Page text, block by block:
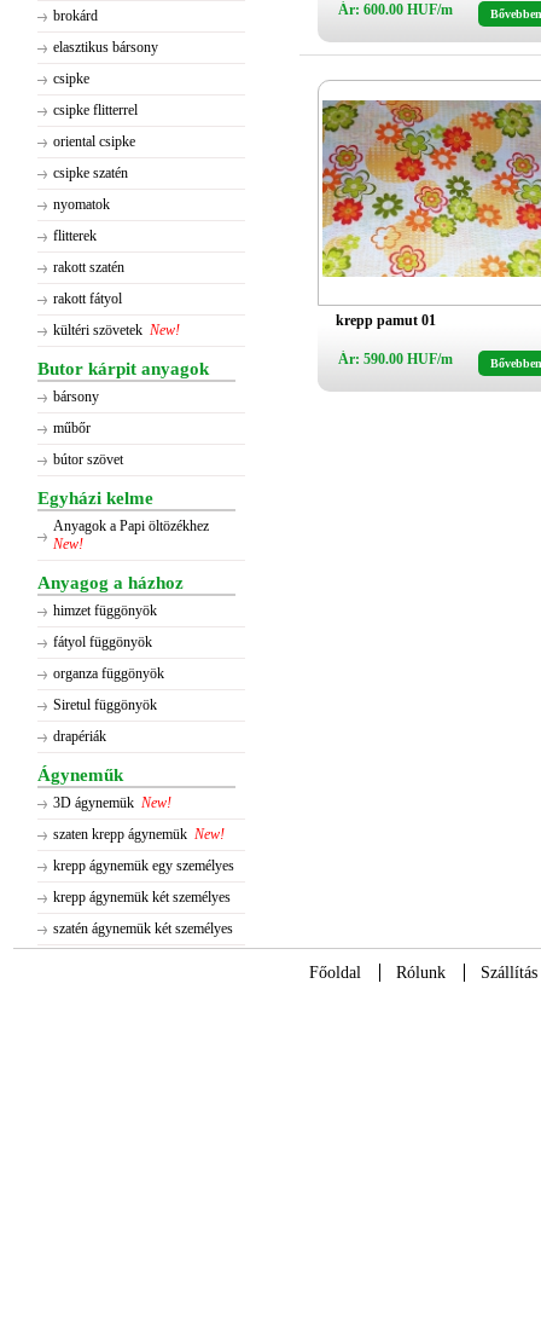
brokárd
elasztikus bársony
csipke
csipke flitterrel
oriental csipke
csipke szatén
nyomatok
flitterek
rakott szatén
rakott fátyol
kültéri szövetek New!
Butor kárpit anyagok
bársony
műbőr
bútor szövet
Egyházi kelme
Anyagok a Papi öltözékhez
New!
Anyagog a házhoz
himzet függönyök
fátyol függönyök
organza függönyök
Siretul függönyök
drapériák
Ágyneműk
3D ágynemük New!
szaten krepp ágynemük New!
krepp ágynemük egy személyes
krepp ágynemük két személyes
szatén ágynemük két személyes
Ár: 600.00 HUF/m Bővebben
krepp pamut 01
Ár: 590.00 HUF/m Bővebben
Főoldal Rólunk Szállítás